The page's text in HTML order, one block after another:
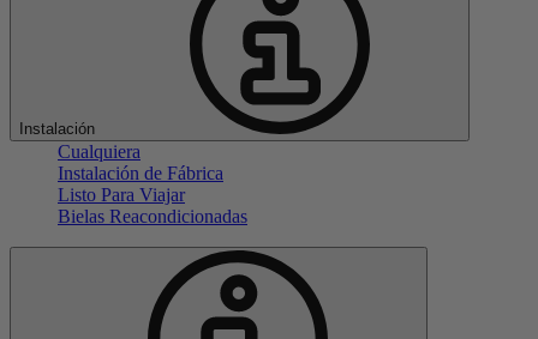
Instalación
Cualquiera
Instalación de Fábrica
Listo Para Viajar
Bielas Reacondicionadas